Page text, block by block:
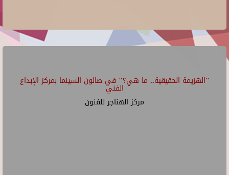
"الهزيمة الحقيقية.. ما هي؟" في صالون السينما بمركز الإبداع
الفني
مركز الهناجر للفنون